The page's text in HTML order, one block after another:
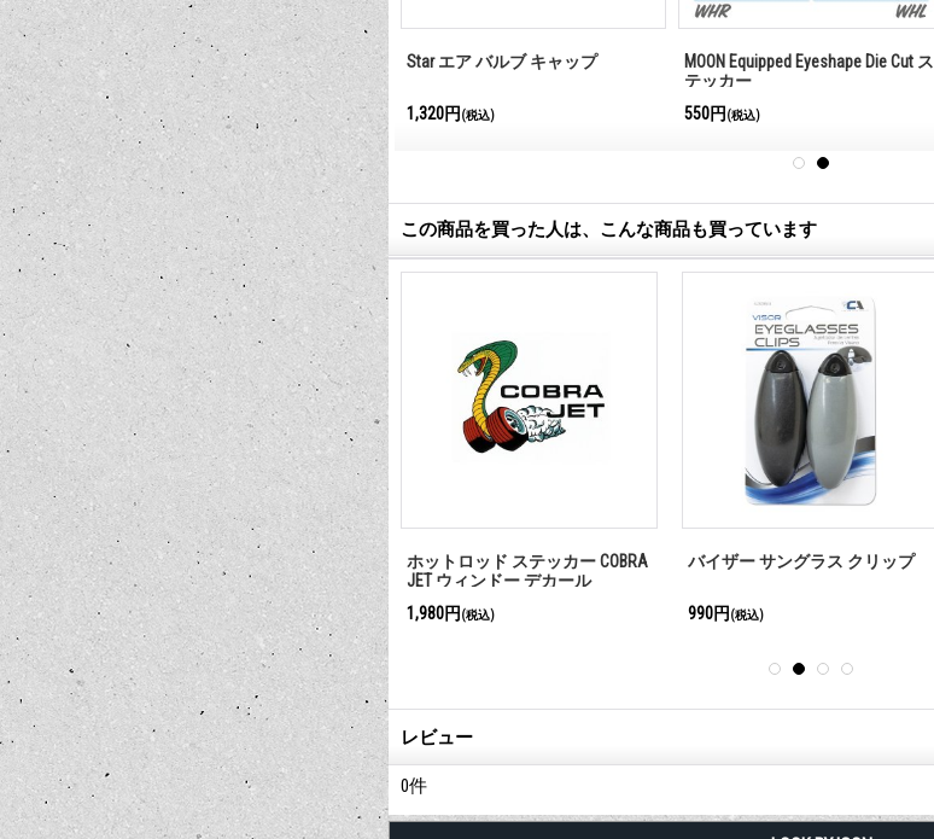
バルブ キャッ
グリッター ダイス エア バルブ キ
ャップ
1,320円 (税込)
Star エア バルブ キャップ
1,320円 (税込)
MOON Equipped Eyeshape Die Cut ス
テッカー
550円 (税込)
この商品を買った人は、こんな商品も買っています
リップ
MOON Equipped 2インチ オイル プ
レッシャー（電気式）＜ブラッ
ク＞
22,000円 (税込)
Chromed ピストン ライセンス ボ
ルト
2,750円 (税込)
MOON Equipped 2インチ ボルト＜
22,000円(税込)
レビュー
0件